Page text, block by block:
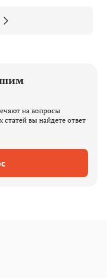
на вопросы
вы найдете ответ